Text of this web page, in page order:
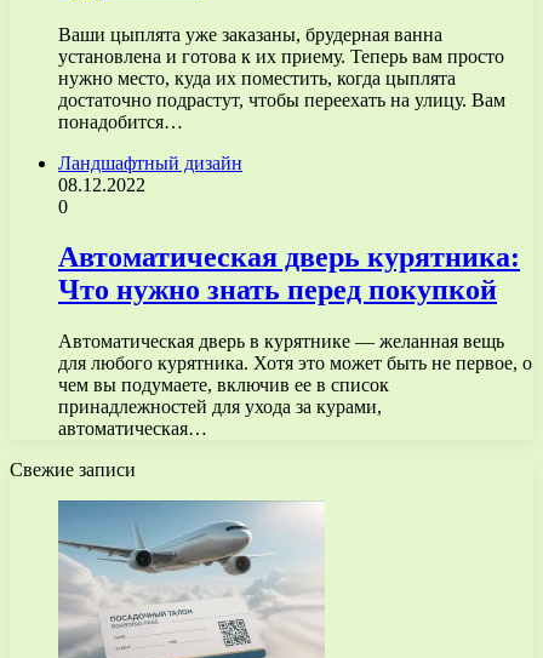
Ваши цыплята уже заказаны, брудерная ванна
установлена и готова к их приему. Теперь вам просто
нужно место, куда их поместить, когда цыплята
достаточно подрастут, чтобы переехать на улицу. Вам
понадобится…
Ландшафтный дизайн
08.12.2022
0
Автоматическая дверь курятника:
Что нужно знать перед покупкой
Автоматическая дверь в курятнике — желанная вещь
для любого курятника. Хотя это может быть не первое, о
чем вы подумаете, включив ее в список
принадлежностей для ухода за курами,
автоматическая…
Свежие записи